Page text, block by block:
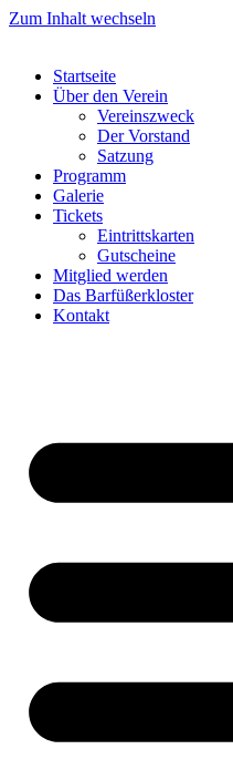
Zum Inhalt wechseln
Startseite
Über den Verein
Vereinszweck
Der Vorstand
Satzung
Programm
Galerie
Tickets
Eintrittskarten
Gutscheine
Mitglied werden
Das Barfüßerkloster
Kontakt